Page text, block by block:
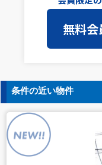
当社は事業運営上
を外部に委託する
護水準の高い委託
保持についての契
5. 個人情報の開
ご本人様は、当社
用目的の通知、開
止または消去、第
当社問合わせ窓口
社はお客様ご本人
な間内に対応いた
無料
条件の近い物件